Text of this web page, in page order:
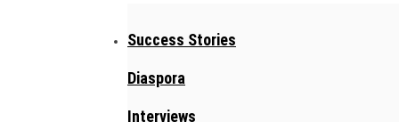
Success Stories
Diaspora
Interviews